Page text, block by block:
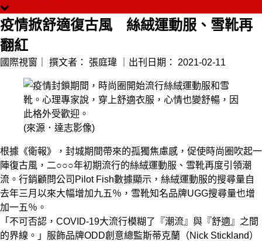
疫情掀舒適復古風 絲絨運動服、雪靴再
翻紅
國際視窗｜ 撰文者： 張庭瑋 ｜出刊日期： 2021-02-11
(來源．達志影像)
根據《衛報》，封城期間帶來的孤獨焦慮感，促使時尚圈吹起一
陣復古風，二○○○年初期流行的絲絨運動服、雪靴再度引領潮
流。行銷顧問公司Pilot Fish數據顯示，絲絨運動服的搜尋量自
去年三月以來大幅增加九五％，雪靴知名品牌UGG搜尋量也增
加一五％。
「不可否認，COVID-19大流行模糊了『潮流』與『舒適』之間
的界線。」服飾品牌ODD創意總監斯蒂克蘭（Nick Stickland）